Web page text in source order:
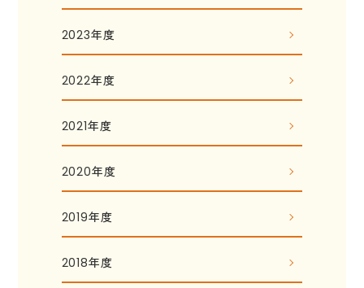
2023年度
2022年度
2021年度
2020年度
2019年度
2018年度